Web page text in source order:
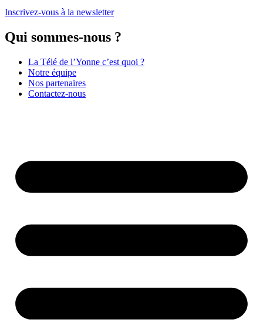
Inscrivez-vous à la newsletter
Qui sommes-nous ?
La Télé de l’Yonne c’est quoi ?
Notre équipe
Nos partenaires
Contactez-nous